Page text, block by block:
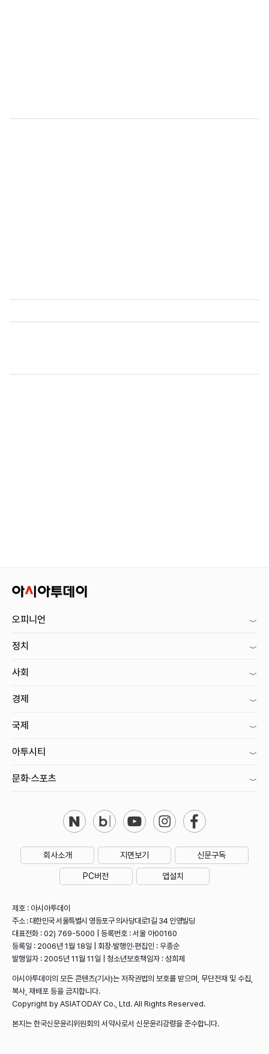
오피니언
정치
사회
경제
국제
아투시티
문화·스포츠
회사소개 지면보기 신문구독
PC버전 앱설치
제호 : 아시아투데이
주소 : 대한민국 서울특별시 영등포구 의사당대로1길 34 인영빌딩
대표전화 : 02) 769-5000 | 등록번호 : 서울 아00160
등록일 : 2006년 1월 18일 | 회장·발행인·편집인 : 우종순
발행일자 : 2005년 11월 11일 | 청소년보호책임자 : 성희제
아시아투데이의 모든 콘텐츠(기사)는 저작권법의 보호를 받으며, 무단전재 및 수집,
복사, 재배포 등을 금지합니다.
Copyright by ASIATODAY Co., Ltd. All Rights Reserved.
본지는 한국신문윤리위원회의 서약사로서 신문윤리강령을 준수합니다.